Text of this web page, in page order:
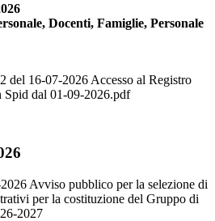
Docenti, Famiglie, Personale
del 16-07-2026 Accesso al Registro
Spid dal 01-09-2026.pdf
Avviso pubblico per la selezione di
per la costituzione del Gruppo di
2027